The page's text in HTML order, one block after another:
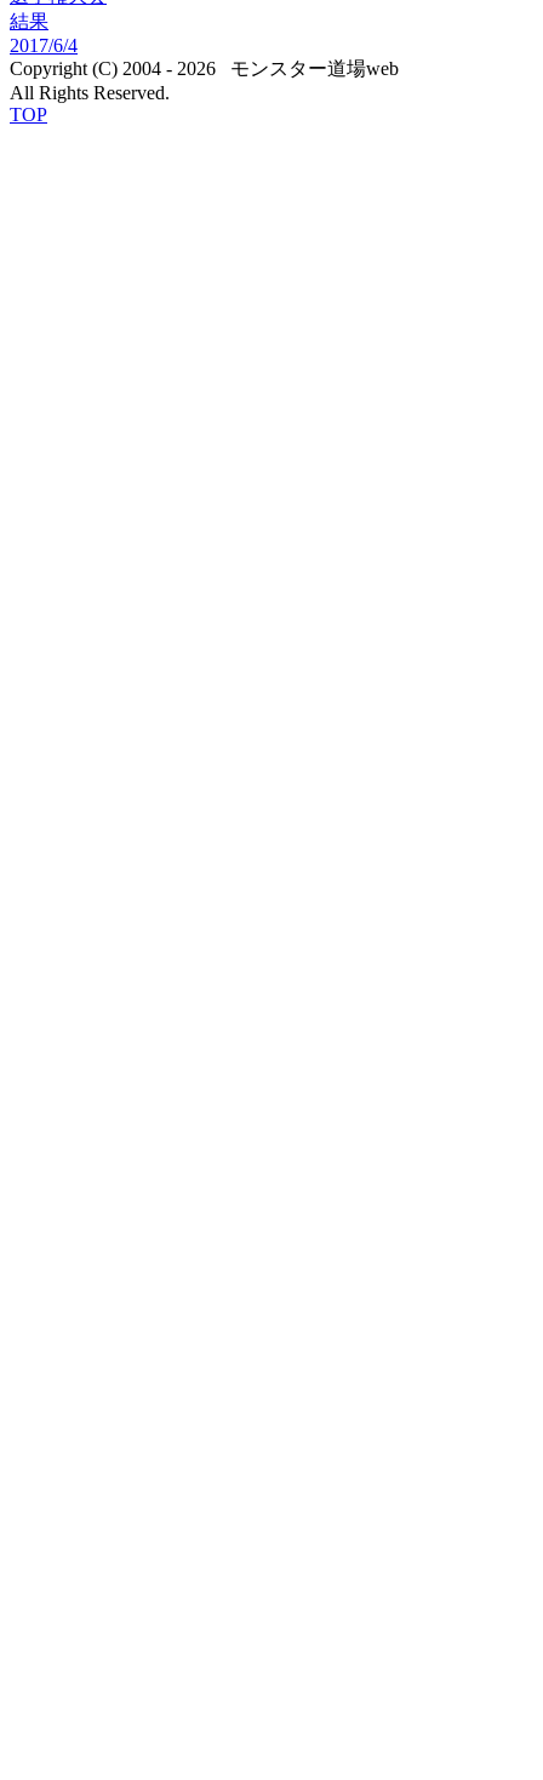
結果
2017/6/4
Copyright (C) 2004 - 2026
モンスター道場web
All Rights Reserved.
TOP